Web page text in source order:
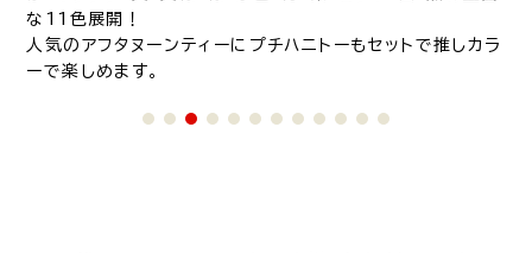
な11色展開！
人気のアフタヌーンティーにプチハニトーもセットで推しカラ
ーで楽しめます。